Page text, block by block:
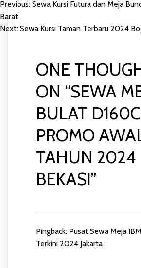
POST
NAVIGATION
Previous: Sewa Kursi Futura dan Meja
Barat
Next: Sewa Kursi Taman Terbaru 2024
ONE
ON “SEWA
BULAT
PROMO
TAHUN 2024
BEKASI”
Pingback: Pusat Sewa Meja
Terkini 2024 Jakarta